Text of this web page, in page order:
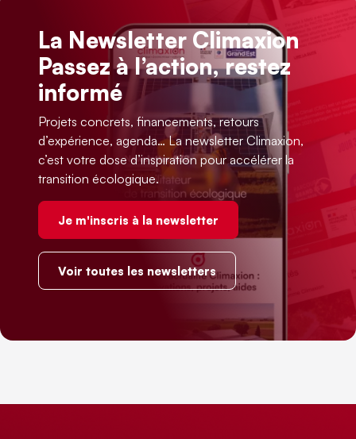
La Newsletter Climaxion
Passez à l’action, restez
informé
Projets concrets, financements, retours
d’expérience, agenda… La newsletter Climaxion,
c’est votre dose d’inspiration pour accélérer la
transition écologique.
Je m'inscris à la newsletter
Voir toutes les newsletters